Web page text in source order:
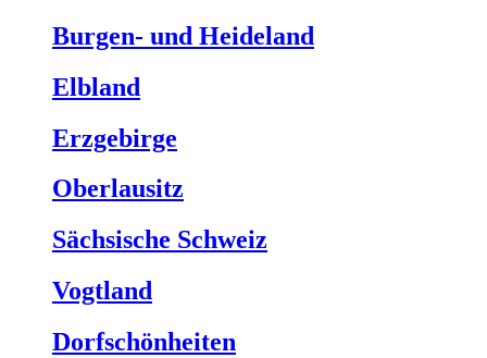
Burgen- und Heideland
Elbland
Erzgebirge
Oberlausitz
Sächsische Schweiz
Vogtland
Dorfschönheiten